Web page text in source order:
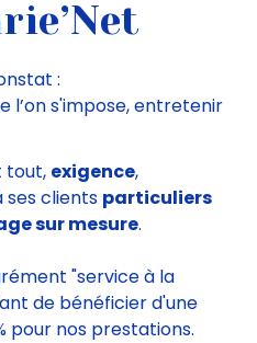
:
l’on s'impose, entretenir
tout, exigence,
ses clients particuliers
sur mesure.
"service à la
de bénéficier d'une
pour nos prestations.